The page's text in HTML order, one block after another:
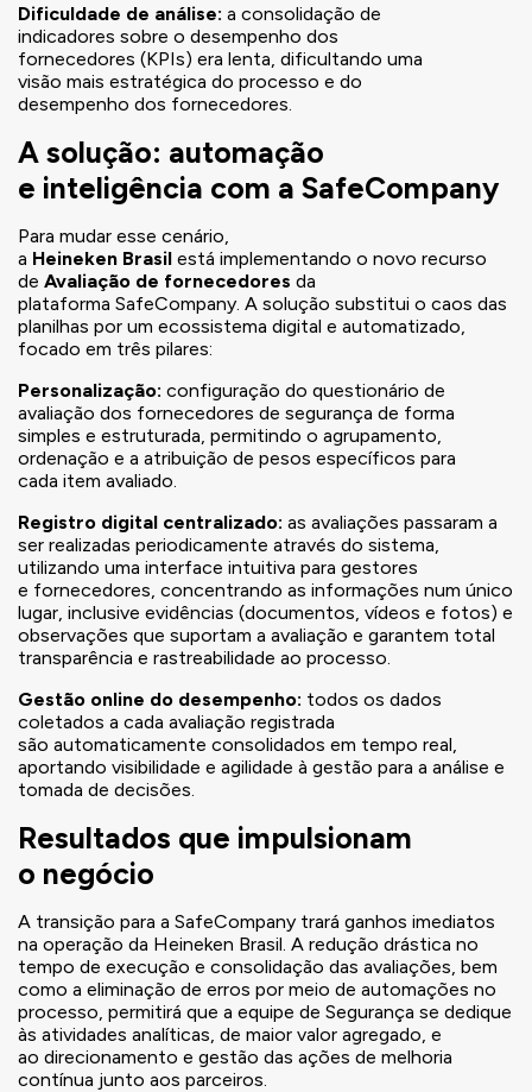
Dificuldade de análise: a consolidação de
indicadores sobre o desempenho dos
fornecedores (KPIs) era lenta, dificultando uma
visão mais estratégica do processo e do
desempenho dos fornecedores.
A solução: automação
e inteligência com a SafeCompany
Para mudar esse cenário,
a Heineken Brasil está implementando o novo recurso
de Avaliação de fornecedores da
plataforma SafeCompany. A solução substitui o caos das
planilhas por um ecossistema digital e automatizado,
focado em três pilares:
Personalização: configuração do questionário de
avaliação dos fornecedores de segurança de forma
simples e estruturada, permitindo o agrupamento,
ordenação e a atribuição de pesos específicos para
cada item avaliado.
Registro digital centralizado: as avaliações passaram a
ser realizadas periodicamente através do sistema,
utilizando uma interface intuitiva para gestores
e fornecedores, concentrando as informações num único
lugar, inclusive evidências (documentos, vídeos e fotos) e
observações que suportam a avaliação e garantem total
transparência e rastreabilidade ao processo.
Gestão online do desempenho: todos os dados
coletados a cada avaliação registrada
são automaticamente consolidados em tempo real,
aportando visibilidade e agilidade à gestão para a análise e
tomada de decisões.
Resultados que impulsionam
o negócio
A transição para a SafeCompany trará ganhos imediatos
na operação da Heineken Brasil. A redução drástica no
tempo de execução e consolidação das avaliações, bem
como a eliminação de erros por meio de automações no
processo, permitirá que a equipe de Segurança se dedique
às atividades analíticas, de maior valor agregado, e
ao direcionamento e gestão das ações de melhoria
contínua junto aos parceiros.